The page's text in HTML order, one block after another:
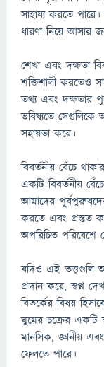
সাহায্য করতে
ধারণা নিয়ে আসার
শেখা এবং দক্ষতা
শক্তিশালী করতেও
তথ্য এবং দক্ষতার
ভবিষ্যতে
সহায়তা করে।
বিবর্তনীয় বেঁচে
একটি বিবর্তনীয়
আমাদের
করতে এবং প্রস্তুত
অপরিচিত পরিবেশে
যদিও এই তত্ত্বগুলি
প্রদান করে, স্বপ্ন
বিতর্কের বিষয়
ঘুমের চক্রের একটি
মানসিক, জ্ঞানীয়
ফেলতে পারে।